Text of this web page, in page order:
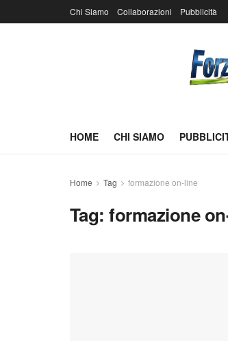
Chi Siamo Collaborazioni Pubblicità
HOME CHI SIAMO
Home Tag formazione on-line
Tag:formazione